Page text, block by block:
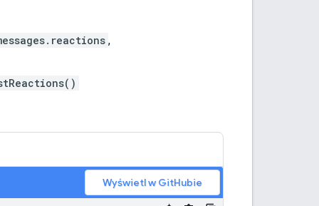
,
Wyświetl w GitHubie